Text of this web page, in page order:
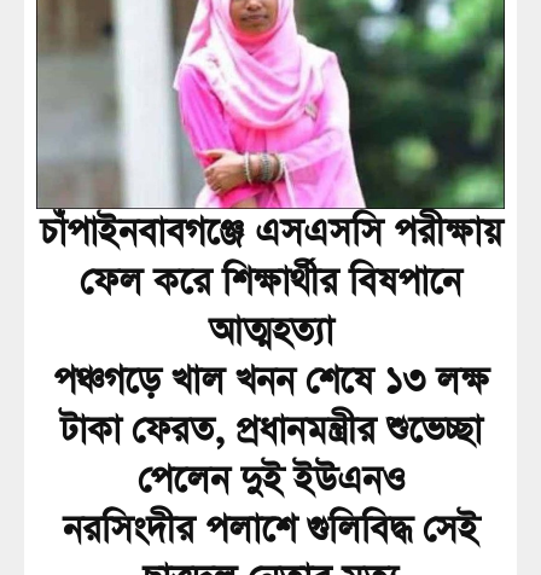
চাঁপাইনবাবগঞ্জে এসএসসি পরীক্ষায়
ফেল করে শিক্ষার্থীর বিষপানে
আত্মহত্যা
পঞ্চগড়ে খাল খনন শেষে ১৩ লক্ষ
টাকা ফেরত, প্রধানমন্ত্রীর শুভেচ্ছা
পেলেন দুই ইউএনও
নরসিংদীর পলাশে গুলিবিদ্ধ সেই